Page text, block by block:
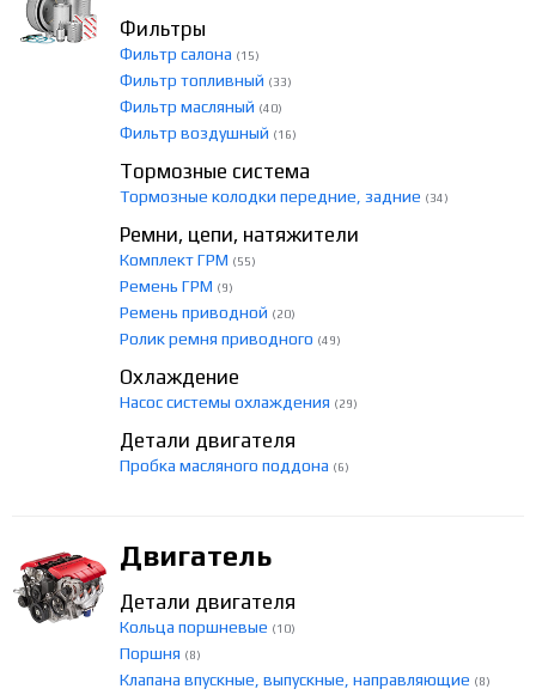
Фильтры
Фильтр салона (15)
Фильтр топливный (33)
Фильтр масляный (40)
Фильтр воздушный (16)
Тормозные система
Тормозные колодки передние, задние (34)
Ремни, цепи, натяжители
Комплект ГРМ (55)
Ремень ГРМ (9)
Ремень приводной (20)
Ролик ремня приводного (49)
Охлаждение
Насос системы охлаждения (29)
Детали двигателя
Пробка масляного поддона (6)
Двигатель
Детали двигателя
Кольца поршневые (10)
Поршня (8)
Клапана впускные, выпускные, направляющие (8)